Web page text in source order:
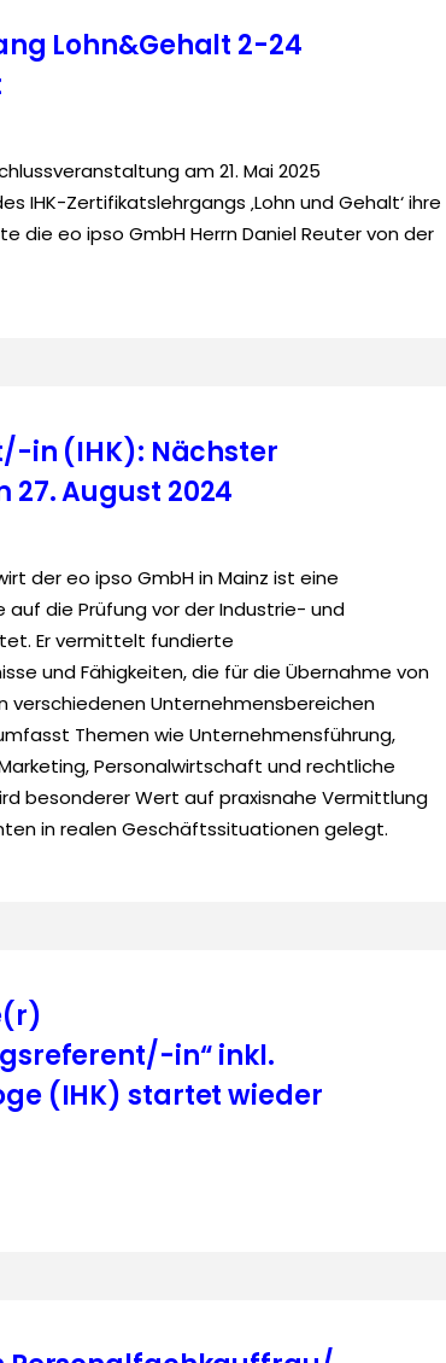
Lohn&Gehalt 2-24
am 21. Mai 2025
IHK-Zertifikatslehrgangs ‚Lohn und Gehalt‘ ihre
die eo ipso GmbH Herrn Daniel Reuter von der
in (IHK): Nächster
August 2024
der eo ipso GmbH in Mainz ist eine
die Prüfung vor der Industrie- und
Er vermittelt fundierte
und Fähigkeiten, die für die Übernahme von
verschiedenen Unternehmensbereichen
Themen wie Unternehmensführung,
Personalwirtschaft und rechtliche
besonderer Wert auf praxisnahe Vermittlung
in realen Geschäftssituationen gelegt.
in“ inkl.
(IHK) startet wieder